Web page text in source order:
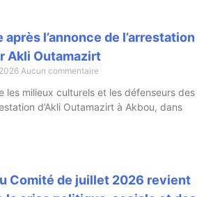
l’annonce de l’arrestation
Akli Outamazirt
Aucun commentaire
les milieux culturels et les défenseurs des
d’Akli Outamazirt à Akbou, dans
Comité de juillet 2026 revient